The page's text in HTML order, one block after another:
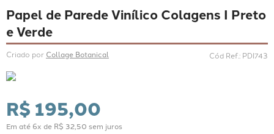
Papel de Parede Vinílico Colagens I Preto
e Verde
Criado por Collage Botanical Cód Ref.: PDI743
R$ 195,00
Em até 6x de R$ 32 50 sem juros